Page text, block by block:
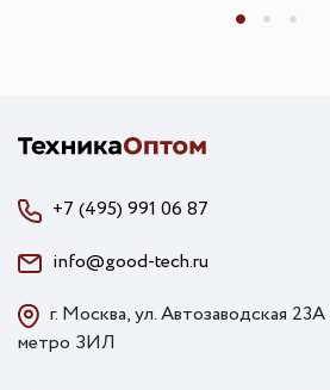
+7 (495) 991 06 87
info@good-tech.ru
г. Москва, ул. Автозаводская
метро ЗИЛ